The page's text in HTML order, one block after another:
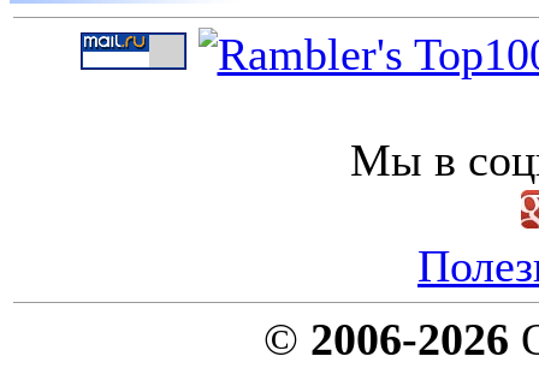
Мы в
© 2006-2026